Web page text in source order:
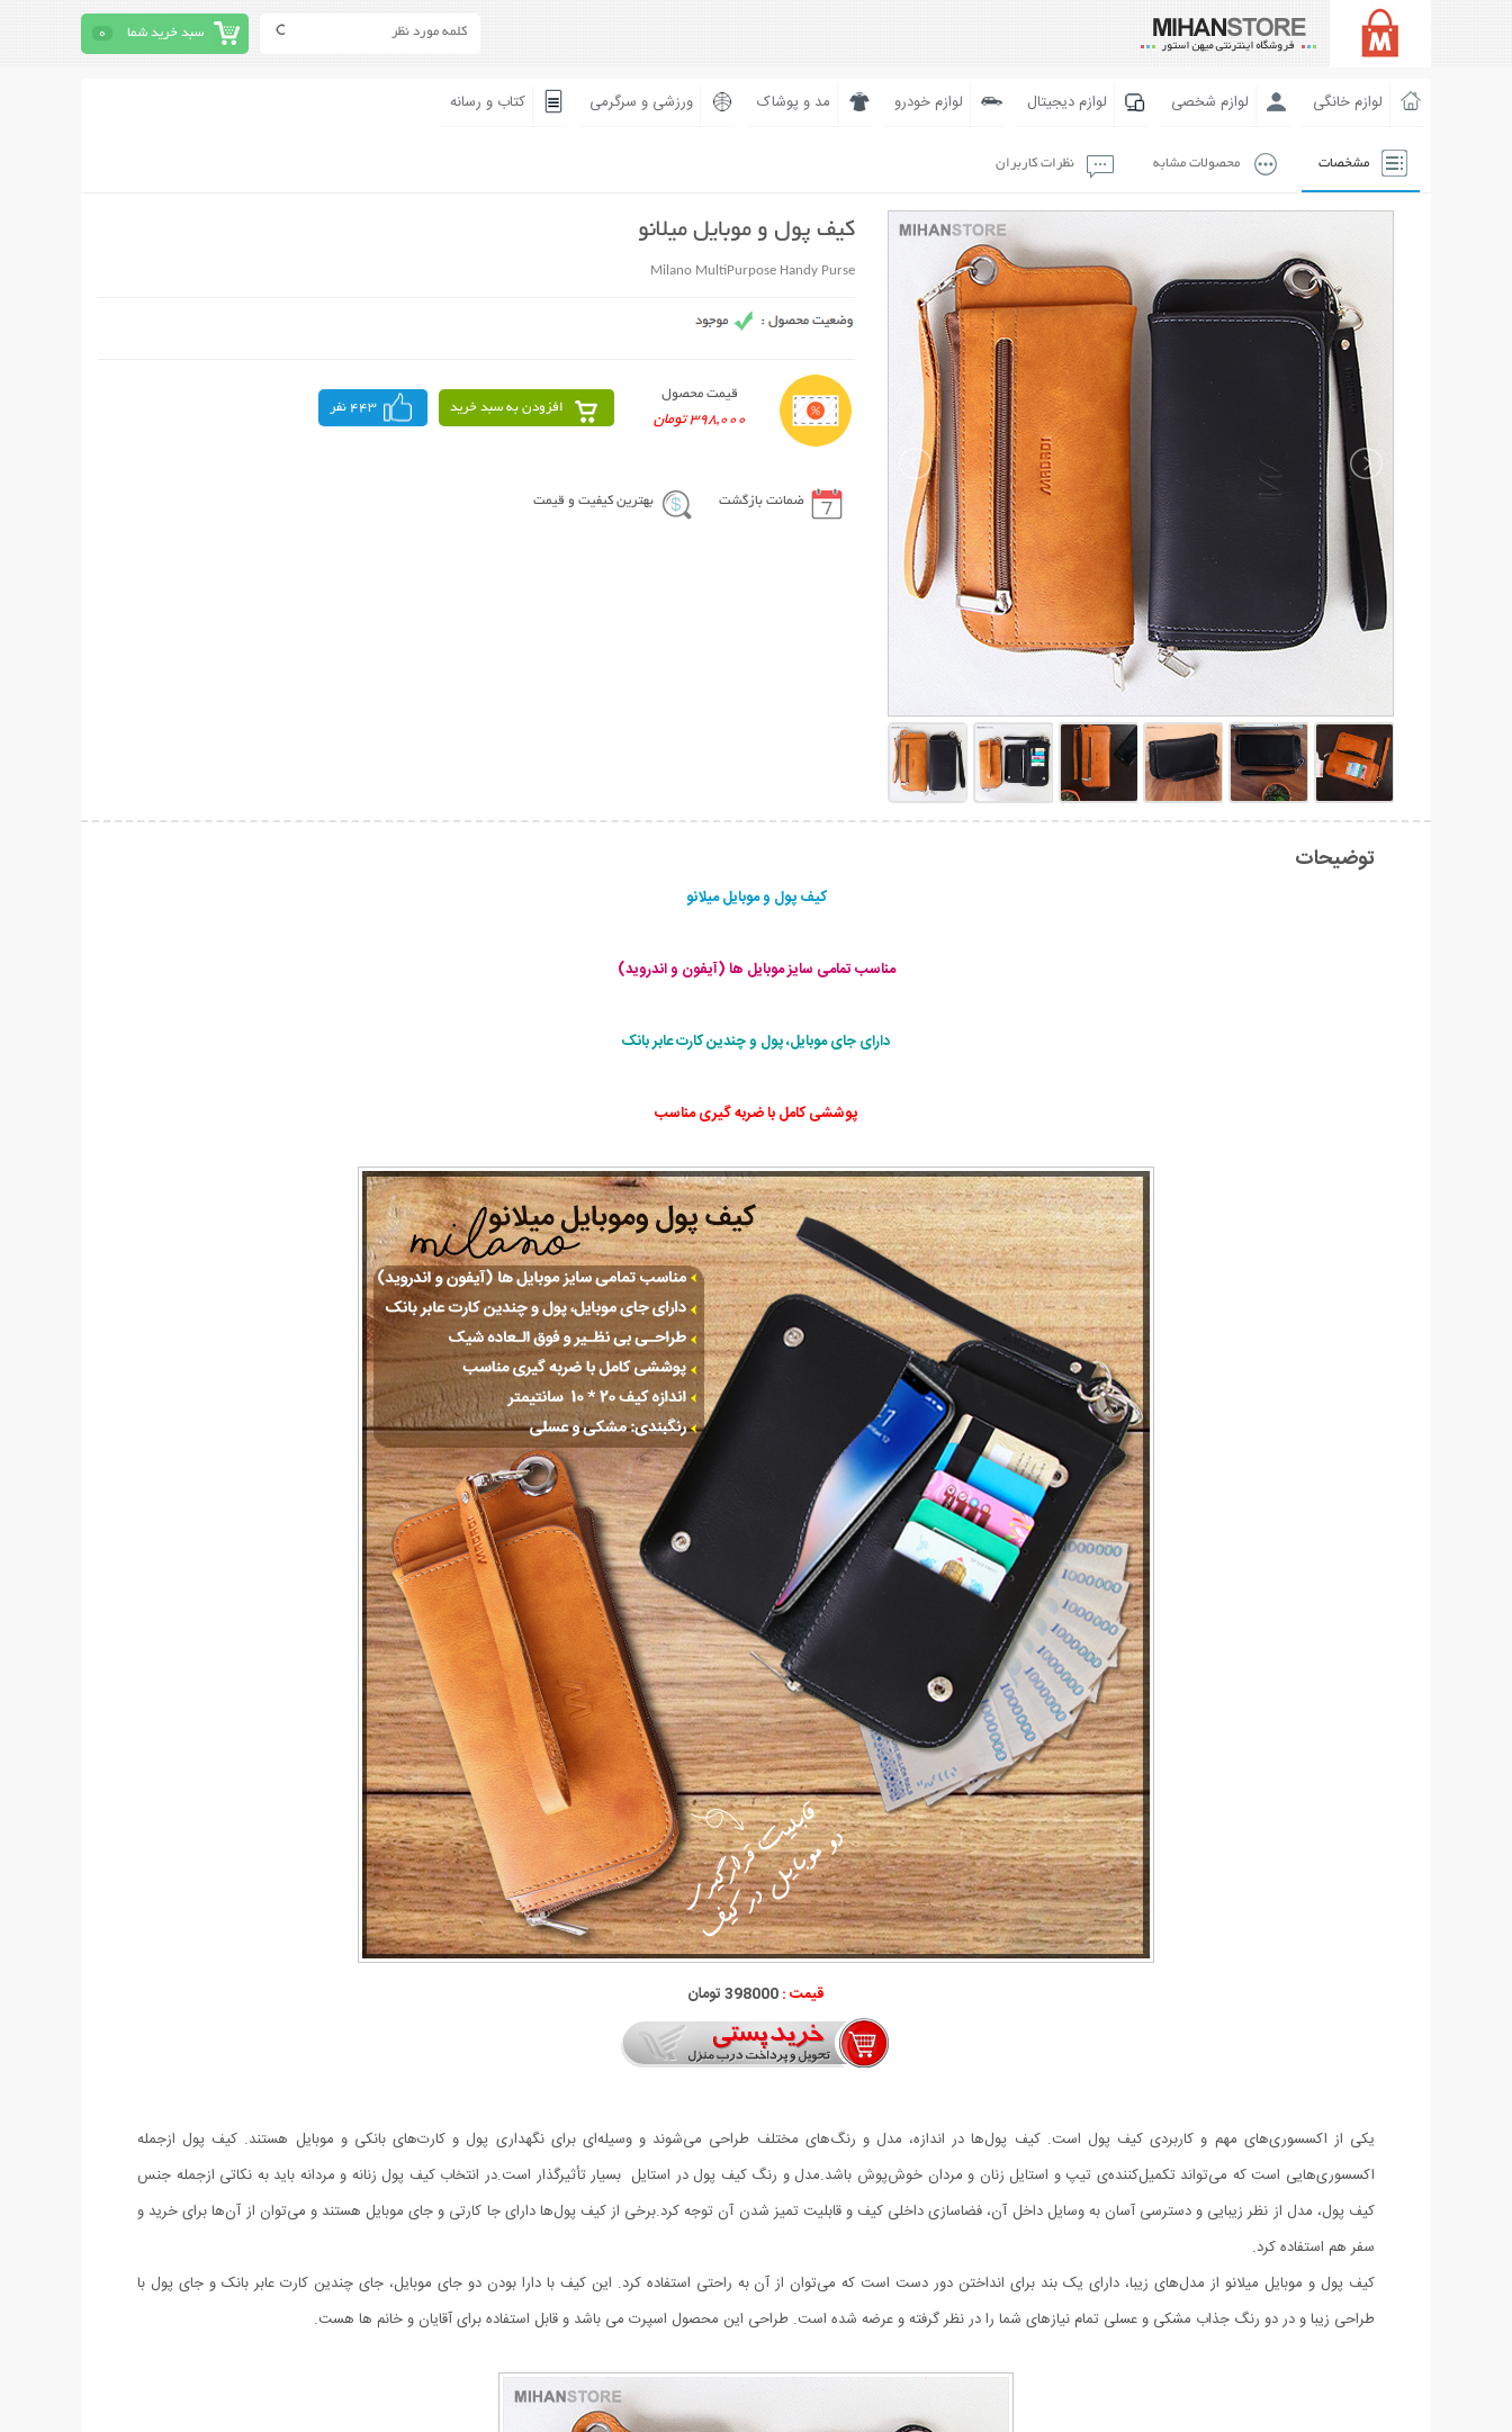
سبد خرید شما 0
لوازم خانگی لوازم شخصی لوازم دیجیتال لوازم خودرو مد و پوشاک ورزشی و سرگرمی کتاب و رسانه
مشخصات محصولات مشابه نظرات کاربران
کیف پول و موبایل میلانو
Milano MultiPurpose Handy Purse
قیمت محصول
398,000 تومان
افزودن به سبد خرید 443 نفر
ضمانت بازگشت بهترین کیفیت و قیمت
توضیحات
کیف پول و موبایل میلانو
مناسب تمامی سایز موبایل ها (آیفون و اندروید)
دارای جای موبایل، پول و چندین کارت عابر بانک
پوششی کامل با ضربه گیری مناسب
قیمت :398000 تومان
یکی از اکسسوری‌های مهم و کاربردی کیف پول است. کیف پول‌ها در اندازه، مدل و رنگ‌های مختلف طراحی می‌شوند و وسیله‌ای برای نگهداری پول و کارت‌های بانکی و موبایل هستند. کیف پول ازجمله
اکسسوری‌هایی است که می‌تواند تکمیل‌کننده‌ی تیپ و استایل زنان و مردان خوش‌پوش باشد.مدل و رنگ کیف پول در استایل بسیار تأثیرگذار است.در انتخاب کیف پول زنانه و مردانه باید به نکاتی ازجمله جنس
کیف پول، مدل از نظر زیبایی و دسترسی آسان به وسایل داخل آن، فضاسازی داخلی کیف و قابلیت تمیز شدن آن توجه کرد.برخی از کیف پول‌ها دارای جا کارتی و جای موبایل هستند و می‌توان از آن‌ها برای خرید و
سفر هم استفاده کرد.
کیف پول و موبایل میلانو از مدل‌های زیبا، دارای یک بند برای انداختن دور دست است که می‌توان از آن‌ به راحتی استفاده کرد. این کیف با دارا بودن دو جای موبایل، جای چندین کارت عابر بانک و جای پول با
طراحی زیبا و در دو رنگ جذاب مشکی و عسلی تمام نیازهای شما را در نظر گرفته و عرضه شده است. طراحی این محصول اسپرت می باشد و قابل استفاده برای آقایان و خانم ها هست.